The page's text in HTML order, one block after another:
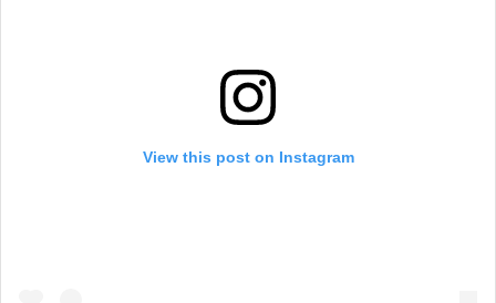
View this post on Instagram